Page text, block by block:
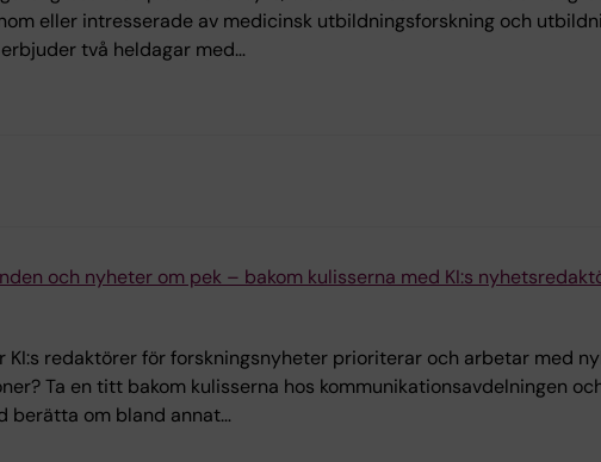
eller intresserade av medicinsk utbildningsforskning och
två heldagar med…
och nyheter om pek – bakom kulisserna med KI:s
KI:s redaktörer för forskningsnyheter prioriterar och arbetar med
Ta en titt bakom kulisserna hos kommunikationsavdelningen
berätta om bland annat…